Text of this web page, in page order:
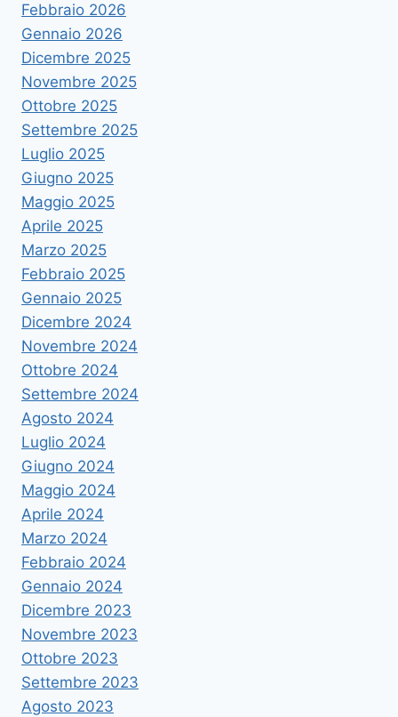
Febbraio 2026
Gennaio 2026
Dicembre 2025
Novembre 2025
Ottobre 2025
Settembre 2025
Luglio 2025
Giugno 2025
Maggio 2025
Aprile 2025
Marzo 2025
Febbraio 2025
Gennaio 2025
Dicembre 2024
Novembre 2024
Ottobre 2024
Settembre 2024
Agosto 2024
Luglio 2024
Giugno 2024
Maggio 2024
Aprile 2024
Marzo 2024
Febbraio 2024
Gennaio 2024
Dicembre 2023
Novembre 2023
Ottobre 2023
Settembre 2023
Agosto 2023